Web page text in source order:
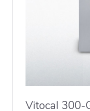
Vitocal 300-